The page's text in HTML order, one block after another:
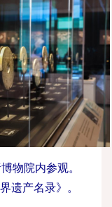
物院内参观。
遗产名录》。